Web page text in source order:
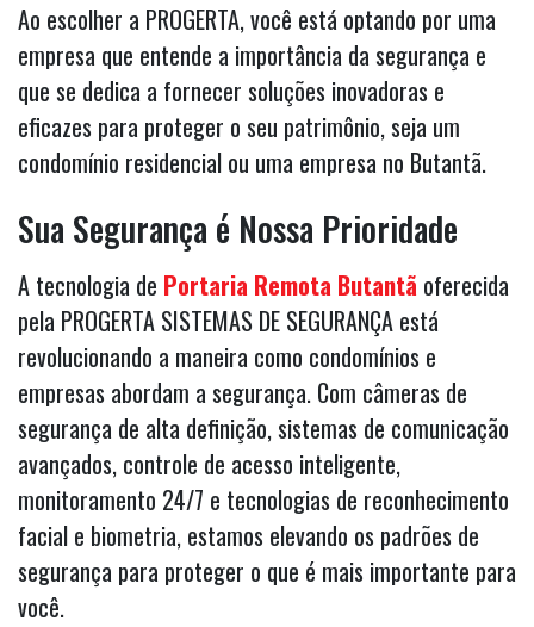
Ao escolher a PROGERTA, você está optando por uma
empresa que entende a importância da segurança e
que se dedica a fornecer soluções inovadoras e
eficazes para proteger o seu patrimônio, seja um
condomínio residencial ou uma empresa no Butantã.
Sua Segurança é Nossa Prioridade
A tecnologia de Portaria Remota Butantã oferecida
pela PROGERTA SISTEMAS DE SEGURANÇA está
revolucionando a maneira como condomínios e
empresas abordam a segurança. Com câmeras de
segurança de alta definição, sistemas de comunicação
avançados, controle de acesso inteligente,
monitoramento 24/7 e tecnologias de reconhecimento
facial e biometria, estamos elevando os padrões de
segurança para proteger o que é mais importante para
você.